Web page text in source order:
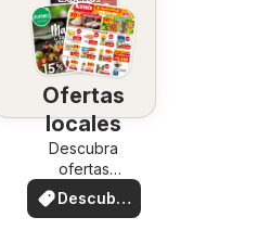
Ofertas
locales
Descubra
ofertas
especiales
Descubre
ofertas